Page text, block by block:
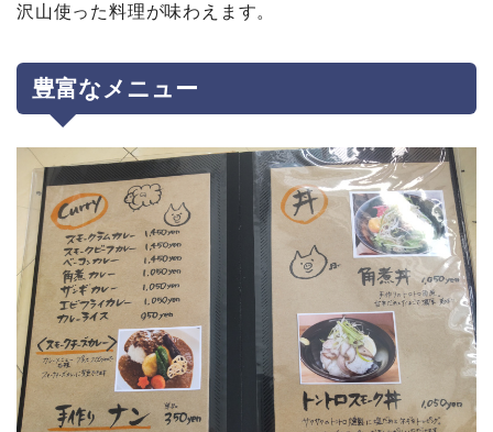
沢山使った料理が味わえます。
豊富なメニュー